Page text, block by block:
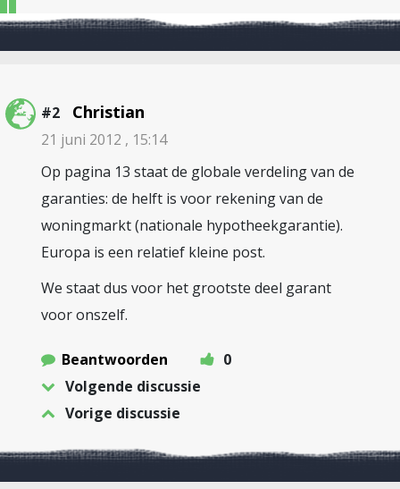
#2 Christian
21 juni 2012 , 15:14
Op pagina 13 staat de globale verdeling van de
garanties: de helft is voor rekening van de
woningmarkt (nationale hypotheekgarantie).
Europa is een relatief kleine post.
We staat dus voor het grootste deel garant
voor onszelf.
Beantwoorden
0
Volgende discussie
Vorige discussie